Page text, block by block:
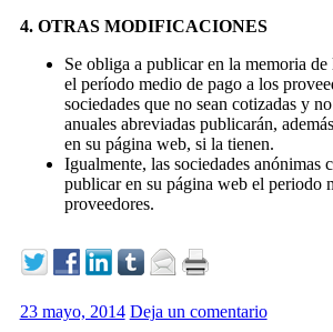
4. OTRAS MODIFICACIONES
Se obliga a publicar en la memoria de
el período medio de pago a los
sociedades que no sean cotizadas y
anuales abreviadas publicarán,
en su página web, si la tienen.
Igualmente, las sociedades anónimas
publicar en su página web el periodo
proveedores.
23 mayo, 2014 Deja un comentario